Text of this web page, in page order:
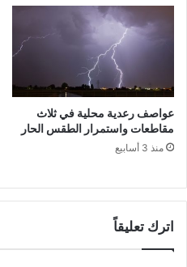
عواصف رعدية محلية في ثلاث
مقاطعات واستمرار الطقس الحار
منذ 3 أسابيع
اترك تعليقاً